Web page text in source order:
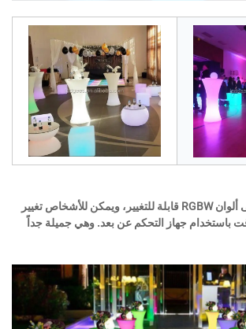
تحتوي طاولة LED على ألوان RGBW قابلة للتغيير، ويمكن للأشخاص تغيير
باستخدام جهاز التحكم عن بعد. وهي جميلة جداً